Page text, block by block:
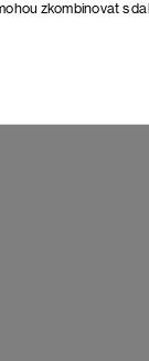
zkombinovat s